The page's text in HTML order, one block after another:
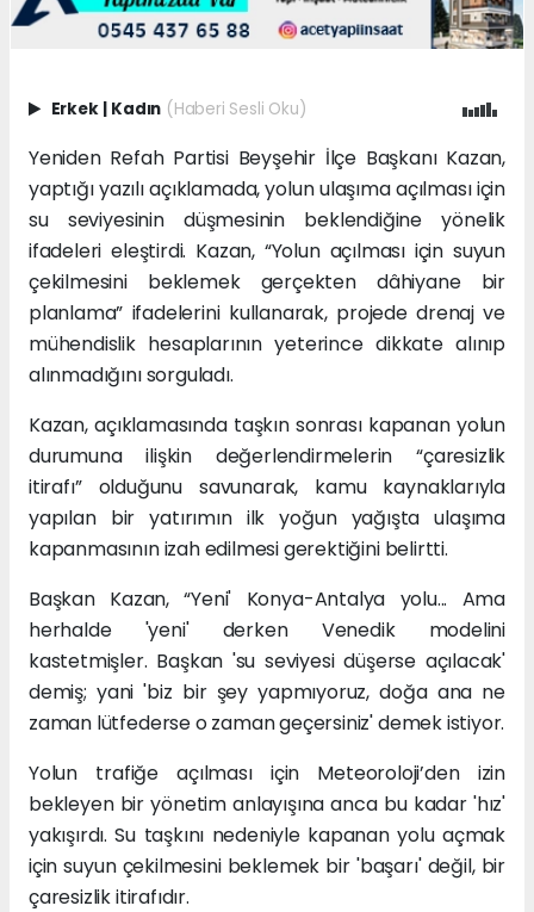
Erkek | Kadın (Haberi Sesli Oku)
Yeniden Refah Partisi Beyşehir İlçe Başkanı Kazan,
yaptığı yazılı açıklamada, yolun ulaşıma açılması için
su seviyesinin düşmesinin beklendiğine yönelik
ifadeleri eleştirdi. Kazan, “Yolun açılması için suyun
çekilmesini beklemek gerçekten dâhiyane bir
planlama” ifadelerini kullanarak, projede drenaj ve
mühendislik hesaplarının yeterince dikkate alınıp
alınmadığını sorguladı.
Kazan, açıklamasında taşkın sonrası kapanan yolun
durumuna ilişkin değerlendirmelerin “çaresizlik
itirafı” olduğunu savunarak, kamu kaynaklarıyla
yapılan bir yatırımın ilk yoğun yağışta ulaşıma
kapanmasının izah edilmesi gerektiğini belirtti.
Başkan Kazan, “Yeni' Konya-Antalya yolu... Ama
herhalde 'yeni' derken Venedik modelini
kastetmişler. Başkan 'su seviyesi düşerse açılacak'
demiş; yani 'biz bir şey yapmıyoruz, doğa ana ne
zaman lütfederse o zaman geçersiniz' demek istiyor.
Yolun trafiğe açılması için Meteoroloji’den izin
bekleyen bir yönetim anlayışına anca bu kadar 'hız'
yakışırdı. Su taşkını nedeniyle kapanan yolu açmak
için suyun çekilmesini beklemek bir 'başarı' değil, bir
çaresizlik itirafıdır.